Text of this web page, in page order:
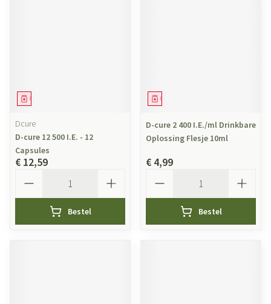
Geneesmiddel
Dcure
D-cure 12 500 I.E. - 12
Capsules
€ 12,59
Bestel
Geneesmiddel
D-cure 2 400 I.E./ml Drinkbare
Oplossing Flesje 10ml
€ 4,99
Bestel